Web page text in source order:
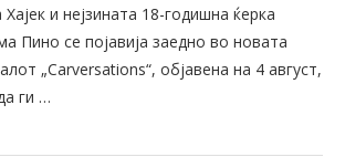
и нејзината 18-годишна ќерка
Пино се појавија заедно во новата
„Carversations“, објавена на 4 август,
ги …